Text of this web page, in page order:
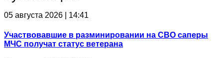
05 августа 2026 | 14:41
Участвовавшие в разминировании на СВО саперы
МЧС получат статус ветерана